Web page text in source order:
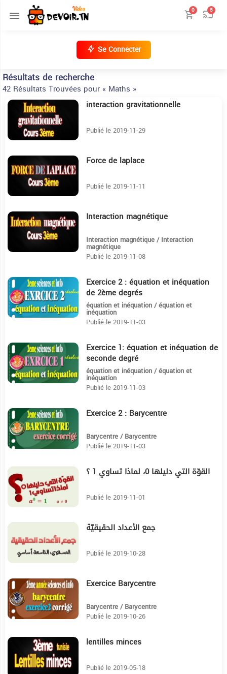
0 5
Se Connecter
Résultats de recherche
42 Résultats Trouvées pour « Maths »
44:43 interaction gravitationnelle
Publié le 2019-11-29
Force de laplace
Publié le 2019-11-11
24:50 Interaction magnétique
Interaction magnétique / Interaction
magnétique
Publié le 2019-11-08
11:20 Exercice 2 : équation et inéquation
de 2ème degrés
équation et inéquation / équation et
inéquation
Publié le 2019-11-03
7:3 Exercice 1: équation et inéquation de
seconde degré
équation et inéquation / équation et
inéquation
Publié le 2019-11-03
12:8 Exercice 2 : Barycentre
Barycentre / Barycentre
Publié le 2019-11-03
4:4 القوّة التي دليلها 0، لماذا تساوي 1 ؟
Publié le 2019-11-01
جمع الأعداد الحقيقيّة
Publié le 2019-10-28
7:39 Exercice Barycentre
Barycentre / Barycentre
Publié le 2019-10-26
lentilles minces
Publié le 2019-05-18